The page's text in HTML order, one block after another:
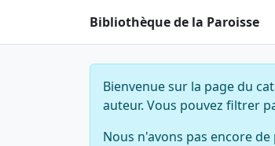
Bibliothèque de la Paroisse
Bienvenue sur la page du
auteur. Vous pouvez filtrer
Nous n'avons pas encore